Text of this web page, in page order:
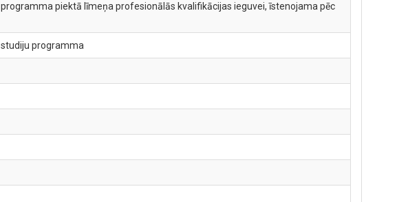
piektā līmeņa profesionālās kvalifikācijas ieguvei, īstenojama pēc
programma